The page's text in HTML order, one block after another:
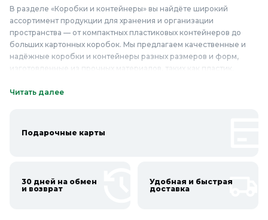
В разделе «Коробки и контейнеры» вы найдёте широкий
ассортимент продукции для хранения и организации
пространства — от компактных пластиковых контейнеров до
больших картонных коробок. Мы предлагаем качественные и
надёжные коробки и контейнеры разных размеров и форм,
изготовленные из прочных материалов, таких как пластик,
и долговечностью, они помогут вам эффективно организовать
бытовой техники, инструментов и многого другого. Не упустите
Онлайн каталог коробок и контейнеров в
Читать далее
Подарочные карты
30 дней на обмен
и возврат
Удобная и быстрая
доставка